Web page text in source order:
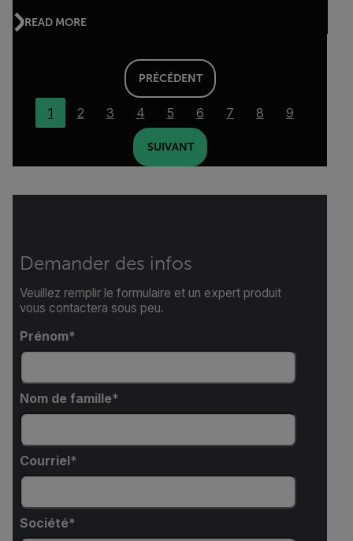
READ MORE
PRÉCÉDENT
1 2 3 4 5 6 7 8 9
SUIVANT
Demander des infos
Veuillez remplir le formulaire et un expert produit
vous contactera sous peu.
Prénom
Nom de famille
Courriel
Société